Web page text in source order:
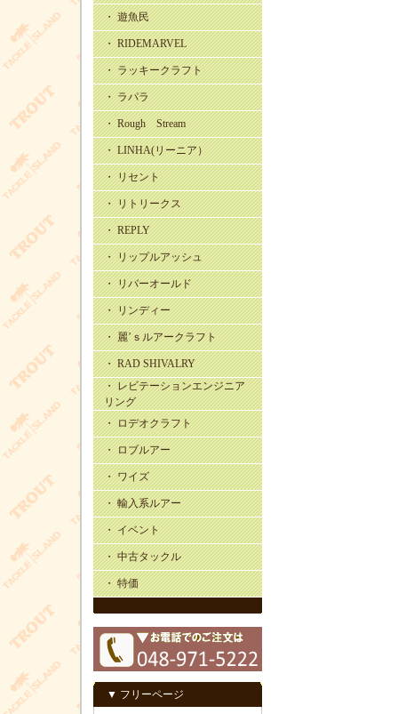
・ 遊魚民
・ RIDEMARVEL
・ ラッキークラフト
・ ラパラ
・ Rough Stream
・ LINHA(リーニア）
・ リセント
・ リトリークス
・ REPLY
・ リップルアッシュ
・ リバーオールド
・ リンディー
・ 麗’ｓルアークラフト
・ RAD SHIVALRY
・ レビテーションエンジニア
リング
・ ロデオクラフト
・ ロブルアー
・ ワイズ
・ 輸入系ルアー
・ イベント
・ 中古タックル
・ 特価
▼ フリーページ